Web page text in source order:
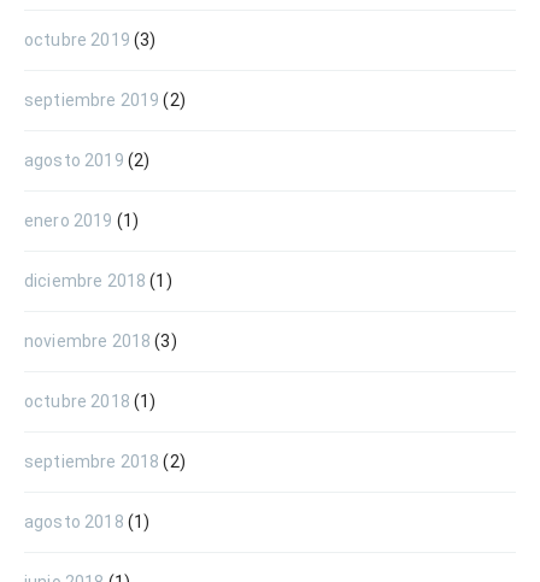
octubre 2019 (3)
septiembre 2019 (2)
agosto 2019 (2)
enero 2019 (1)
diciembre 2018 (1)
noviembre 2018 (3)
octubre 2018 (1)
septiembre 2018 (2)
agosto 2018 (1)